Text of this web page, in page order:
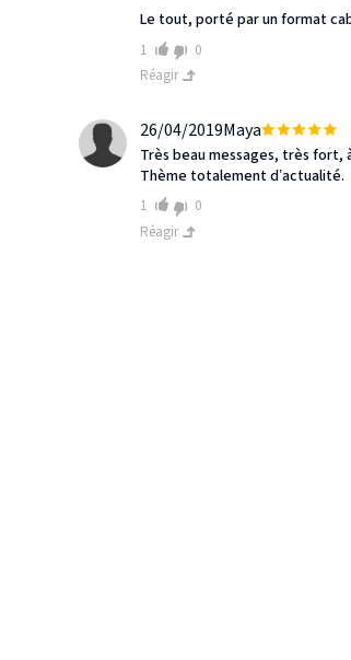
Le tout, porté par un format
1
0
Réagir
26/04/2019Maya
Très beau messages, très fort,
Thème totalement d’actualité.
1
0
Réagir